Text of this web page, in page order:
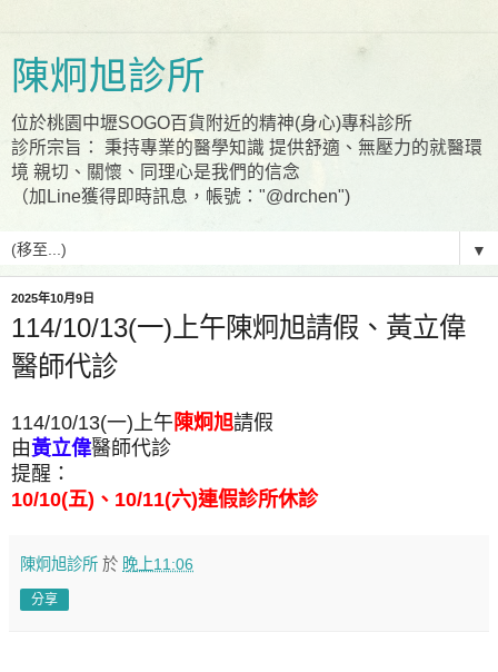
陳炯旭診所
位於桃園中壢SOGO百貨附近的精神(身心)專科診所
診所宗旨： 秉持專業的醫學知識 提供舒適、無壓力的就醫環
境 親切、關懷、同理心是我們的信念
（加Line獲得即時訊息，帳號："@drchen")
▼
2025年10月9日
114/10/13(一)上午陳炯旭請假、黃立偉
醫師代診
114/10/13(一)上午 陳炯旭請假
由黃立偉醫師代診
提醒：
10/10(五)、10/11(六)連假診所休診
陳炯旭診所 於 晚上11:06
分享